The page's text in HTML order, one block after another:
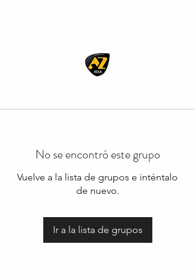
No se encontró este grupo
Vuelve a la lista de grupos e inténtalo
de nuevo.
Ir a la lista de grupos